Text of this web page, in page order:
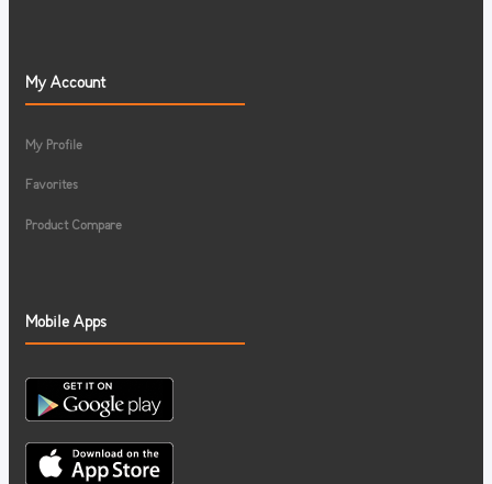
My Account
My Profile
Favorites
Product Compare
Mobile Apps